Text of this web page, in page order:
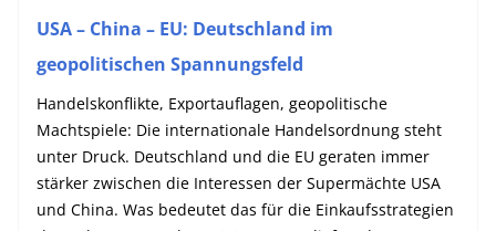
USA – China – EU: Deutschland im
geopolitischen Spannungsfeld
Handelskonflikte, Exportauflagen, geopolitische
Machtspiele: Die internationale Handelsordnung steht
unter Druck. Deutschland und die EU geraten immer
stärker zwischen die Interessen der Supermächte USA
und China. Was bedeutet das für die Einkaufsstrategien